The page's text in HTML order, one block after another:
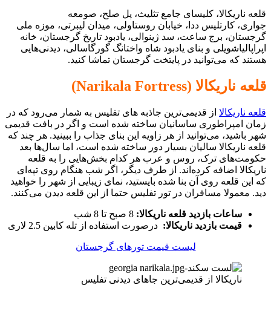
قلعه ناریکالا، کلیسای جامع تثلیث، پل صلح، صومعه
جواری، کارتلیس ددا، خیابان روستاولی، میدان لیبرتی، موزه ملی
گرجستان، برج ساعت، سد ژینوالی، یادبود تاریخ گرجستان، خانه
اپراپالیاشویلی و
بنای یادبود شاه واختانگ گورگاسالی‎، دیدنی‌هایی
هستند که می‌توانید در پایتخت گرجستان تماشا کنید.
قلعه ناریکالا (Narikala Fortress)
قلعه ناریکالا از قدیمی‌ترین جاذبه های تفلیس به شمار می‌رود که در
زمان امپراطوری ساسانیان ساخته شده‌ است و اگر در بافت قدیمی
شهر باشید، می‌توانید از هر زاویه این بنای جذاب را ببینید. هر چند که
قلعه ناریکالا سالیان بسیار دور ساخته شده‌ است، اما سال‌ها بعد
حکومت‌های ترک، روس و عرب هر کدام بخش‌هایی را به قلعه
ناریکالا اضافه کرده‌اند. از طرف دیگر، اگر شب هنگام روی تپه‌ای
که این قلعه روی آن بنا شده بایستید، نمای زیبایی از شهر را خواهید
دید. معمولا مسافران در تور تفلیس حتما از این قلعه دیدن می‌کنند.
ساعات بازدید قلعه ناریکالا:
قیمت بازدید ناریکالا: درصورت استفاده از تله کابین 2.5 لاری
لیست قیمت تورهای گرجستان
ناریکالا از قدیمی‌ترین جاهای دیدنی تفلیس